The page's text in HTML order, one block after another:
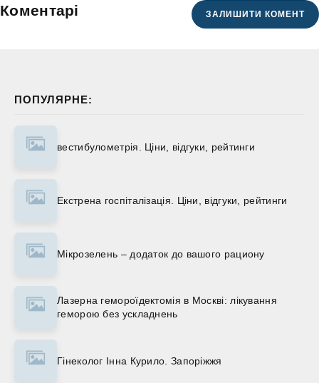
ПОПУЛЯРНЕ:
вестибулометрія. Ціни, відгуки, рейтинги
Екстрена госпіталізація. Ціни, відгуки, рейтинги
Мікрозелень – додаток до вашого рациону
Лазерна гемороїдектомія в Москві: лікування
геморою без ускладнень
Гінеколог Інна Курило. Запоріжжя
Коментарі ЗАЛИШИТИ КОМЕНТ